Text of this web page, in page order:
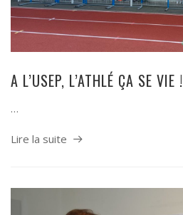
A L’USEP, L’ATHLÉ ÇA SE VIE !
…
Lire la suite